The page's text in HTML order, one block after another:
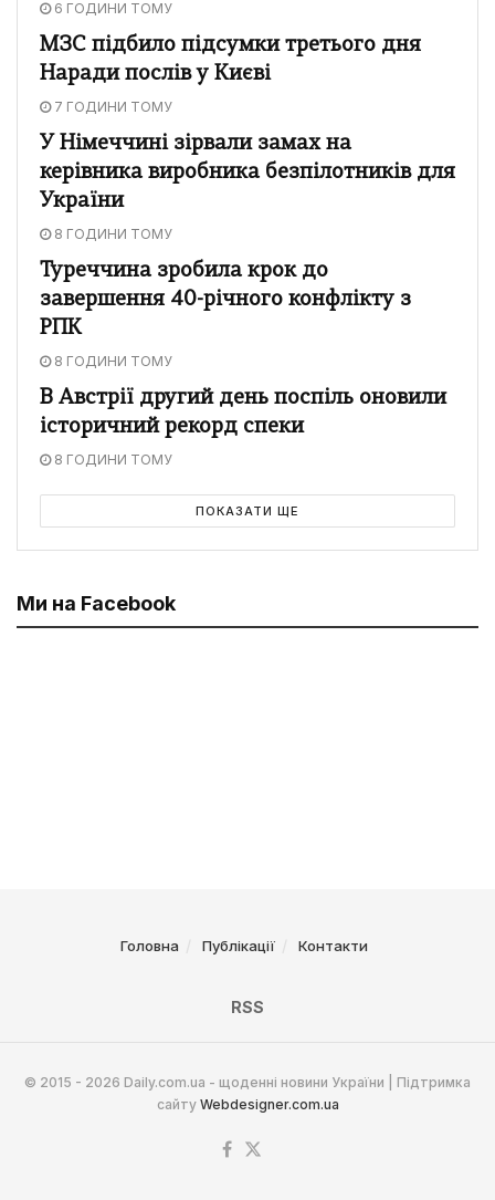
6 ГОДИНИ ТОМУ
МЗС підбило підсумки третього дня
Наради послів у Києві
7 ГОДИНИ ТОМУ
У Німеччині зірвали замах на
керівника виробника безпілотників для
України
8 ГОДИНИ ТОМУ
Туреччина зробила крок до
завершення 40-річного конфлікту з
РПК
8 ГОДИНИ ТОМУ
В Австрії другий день поспіль оновили
історичний рекорд спеки
8 ГОДИНИ ТОМУ
ПОКАЗАТИ ЩЕ
Ми на Facebook
Головна Публікації Контакти
RSS
© 2015 - 2026 Daily.com.ua - щоденні новини України | Підтримка
сайту Webdesigner.com.ua